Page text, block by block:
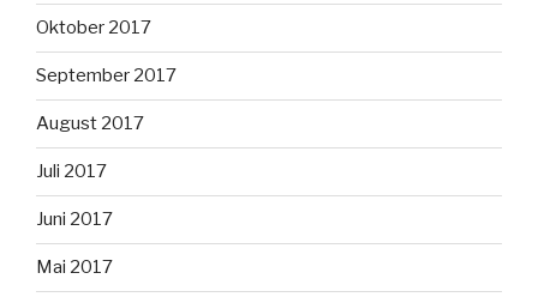
Oktober 2017
September 2017
August 2017
Juli 2017
Juni 2017
Mai 2017